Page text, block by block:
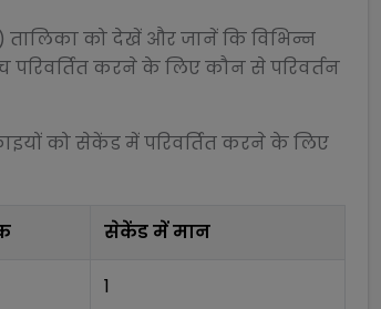
तालिका को देखें और जानें कि विभिन्न
परिवर्तित करने के लिए कौन से परिवर्तन
कोसेकेंडमें परिवर्तित करने के लिए
सेकेंडमें मान
1